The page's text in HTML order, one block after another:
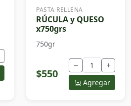
PASTA RELLENA
RÚCULA y QUESO
x750grs
750gr
$550
− +
Agregar